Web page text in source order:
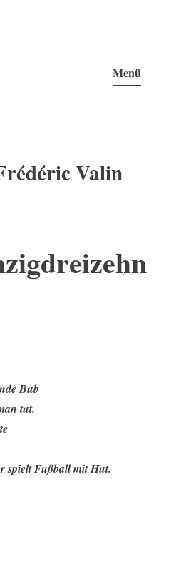
Menü
Valin
Bub
tut.
spielt Fußball mit Hut.